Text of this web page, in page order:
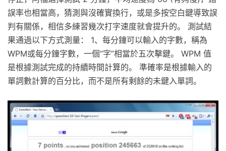
誤率也相當高，猜測與沒確實換行，或是多按空白鍵導致誤
判有關係，相信多練習幾次打字速度就會提升的。 測試結
果通過以下方式測量： 1、每分鐘可以輸入的字數，稱為
WPM或每分鐘字數，一個“字”相當於五次擊鍵。 WPM 值
是根據測試完成的持續時間計算的。 準確率是根據輸入的
單詞數計算的百分比，而不是所有剩餘的未鍵入單詞。